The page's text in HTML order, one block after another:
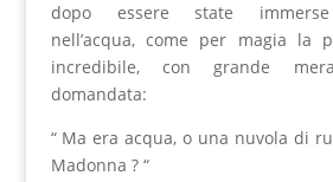
dopo essere state immerse
nell’acqua, come per magia la
incredibile, con grande
domandata:
“ Ma era acqua, o una nuvola di
Madonna ? “